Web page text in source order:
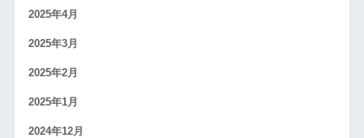
2025年4月
2025年3月
2025年2月
2025年1月
2024年12月